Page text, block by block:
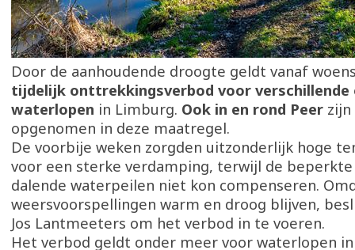
Door de aanhoudende droogte geldt vanaf
tijdelijk onttrekkingsverbod voor verschillende
waterlopen in Limburg. Ook in en rond Peer
opgenomen in deze maatregel.
De voorbije weken zorgden uitzonderlijk hoge
voor een sterke verdamping, terwijl de beperkte
dalende waterpeilen niet kon compenseren.
weersvoorspellingen warm en droog blijven,
Jos Lantmeeters om het verbod in te voeren.
Het verbod geldt onder meer voor waterlopen